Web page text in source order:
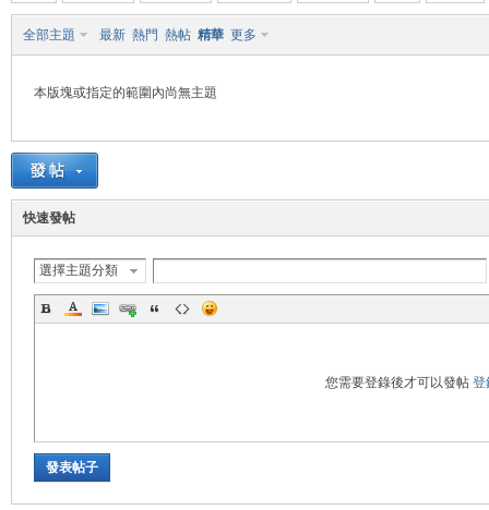
悠
全部主題 最新 熱門 熱帖 精華 更多
本版塊或指定的範圍內尚無主題
快速發帖
選擇主題分類
您需要登錄後才可以發帖 登
發表帖子